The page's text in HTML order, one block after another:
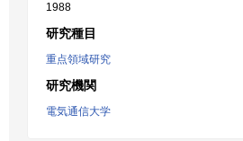
1988
研究種目
重点領域研究
研究機関
電気通信大学